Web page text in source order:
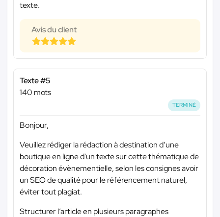
texte.
Avis du client
Texte #5
140 mots
TERMINÉ
Bonjour,
Veuillez rédiger la rédaction à destination d’une
boutique en ligne d'un texte sur cette thématique de
décoration évènementielle, selon les consignes avoir
un SEO de qualité pour le référencement naturel,
éviter tout plagiat.
Structurer l’article en plusieurs paragraphes